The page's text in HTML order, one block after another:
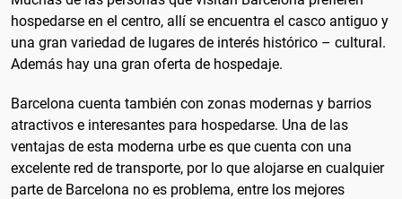
hospedarse en el centro, allí se encuentra el casco antiguo y
una gran variedad de lugares de interés histórico – cultural.
Además hay una gran oferta de hospedaje.
Barcelona cuenta también con zonas modernas y barrios
atractivos e interesantes para hospedarse. Una de las
ventajas de esta moderna urbe es que cuenta con una
excelente red de transporte, por lo que alojarse en cualquier
parte de Barcelona no es problema, entre los mejores